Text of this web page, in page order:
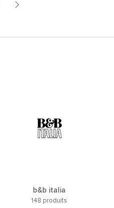
b&b italia
148 produits